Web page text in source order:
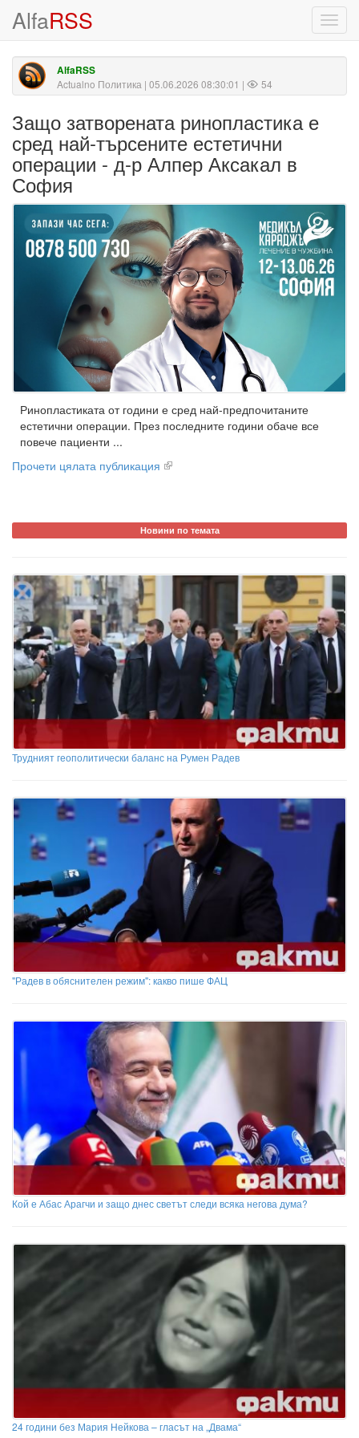
AlfaRSS
AlfaRSS
Actualno Политика | 05.06.2026 08:30:01 | 54
Защо затворената ринопластика е
сред най-търсените естетични
операции - д-р Алпер Аксакал в
София
Ринопластиката от години е сред най-предпочитаните
естетични операции. През последните години обаче все
повече пациенти ...
Прочети цялата публикация
Новини по темата
Трудният геополитически баланс на Румен Радев
"Радев в обяснителен режим": какво пише ФАЦ
Кой е Абас Арагчи и защо днес светът следи всяка негова дума?
24 години без Мария Нейкова – гласът на „Двама“